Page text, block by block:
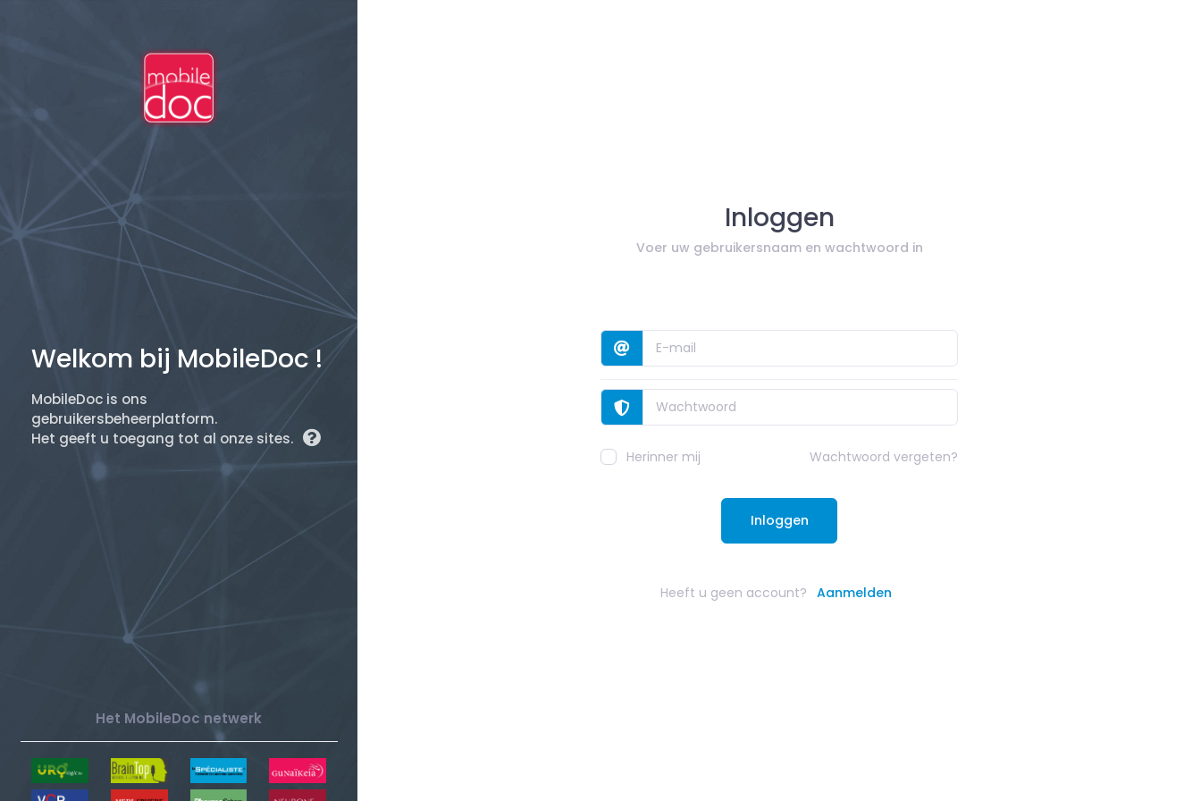
Welkom bij MobileDoc !
MobileDoc is ons
gebruikersbeheerplatform.
Het geeft u toegang tot al onze sites.
Het MobileDoc netwerk
Inloggen
Voer uw gebruikersnaam en wachtwoord in
Herinner mij Wachtwoord vergeten?
Inloggen
Heeft u geen account? Aanmelden